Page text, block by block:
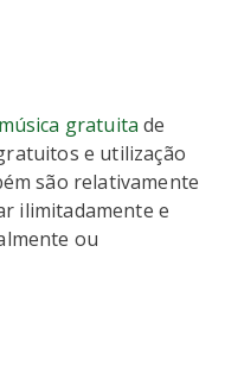
gratuita de
e utilização
são relativamente
ilimitadamente e
ou